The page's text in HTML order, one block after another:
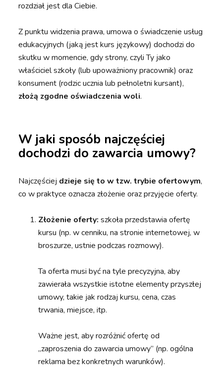
rozdział jest dla Ciebie.
Z punktu widzenia prawa, umowa o świadczenie usług
edukacyjnych (jaką jest kurs językowy) dochodzi do
skutku w momencie, gdy strony, czyli Ty jako
właściciel szkoły (lub upoważniony pracownik) oraz
konsument (rodzic ucznia lub pełnoletni kursant),
złożą zgodne oświadczenia woli.
W jaki sposób najczęściej
dochodzi do zawarcia umowy?
Najczęściej dzieje się to w tzw. trybie ofertowym,
co w praktyce oznacza złożenie oraz przyjęcie oferty.
Złożenie oferty: szkoła przedstawia ofertę
kursu (np. w cenniku, na stronie internetowej, w
broszurze, ustnie podczas rozmowy).
Ta oferta musi być na tyle precyzyjna, aby
zawierała wszystkie istotne elementy przyszłej
umowy, takie jak rodzaj kursu, cena, czas
trwania, miejsce, itp.
Ważne jest, aby rozróżnić ofertę od
„zaproszenia do zawarcia umowy” (np. ogólna
reklama bez konkretnych warunków).